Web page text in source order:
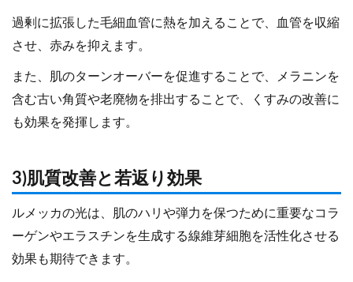
過剰に拡張した毛細血管に熱を加えることで、血管を収縮
させ、赤みを抑えます。
また、肌のターンオーバーを促進することで、メラニンを
含む古い角質や老廃物を排出することで、くすみの改善に
も効果を発揮します。
3)肌質改善と若返り効果
ルメッカの光は、肌のハリや弾力を保つために重要なコラ
ーゲンやエラスチンを生成する線維芽細胞を活性化させる
効果も期待できます。